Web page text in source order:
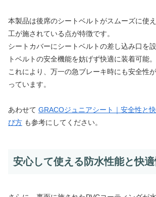
本製品は後席のシートベルトがスムーズに使
工が施されている点が特徴です。
シートカバーにシートベルトの差し込み口を
トベルトの安全機能を妨げず快適に装着可能。
これにより、万一の急ブレーキ時にも安全性
っています。
あわせて GRACOジュニアシート｜安全性と
び方 も参考にしてください。
安心して使える防水性能と快